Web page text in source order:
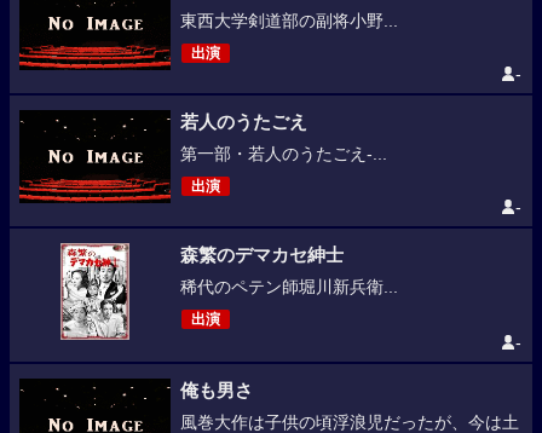
東西大学剣道部の副将小野...
出演
-
若人のうたごえ
第一部・若人のうたごえ-...
出演
-
森繁のデマカセ紳士
稀代のペテン師堀川新兵衛...
出演
-
俺も男さ
風巻大作は子供の頃浮浪児だったが、今は土